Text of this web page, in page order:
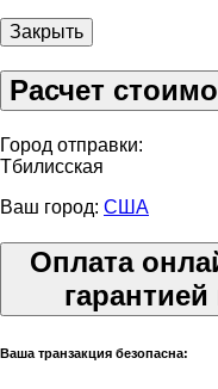
Закрыть
Расчет
Город отправки:
Тбилисская
Ваш город: США
Оплата
Ваша транзакция безопасна: